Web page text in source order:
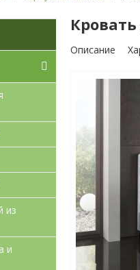
из
и
Описание